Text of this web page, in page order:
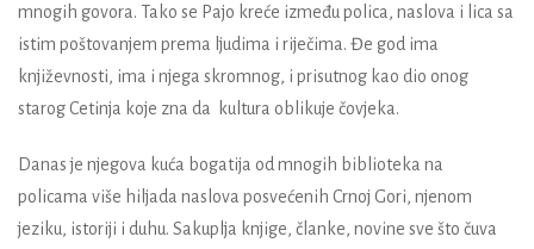
mnogih govora. Tako se Pajo kreće između polica, naslova i lica sa
istim poštovanjem prema ljudima i riječima. Đe god ima
književnosti, ima i njega skromnog, i prisutnog kao dio onog
starog Cetinja koje zna da kultura oblikuje čovjeka.
Danas je njegova kuća bogatija od mnogih biblioteka na
policama više hiljada naslova posvećenih Crnoj Gori, njenom
jeziku, istoriji i duhu. Sakuplja knjige, članke, novine sve što čuva